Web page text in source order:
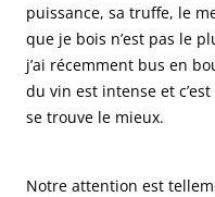
puissance, sa truffe, le
que je bois n’est pas le
j’ai récemment bus en
du vin est intense et
se trouve le mieux.
Notre attention est